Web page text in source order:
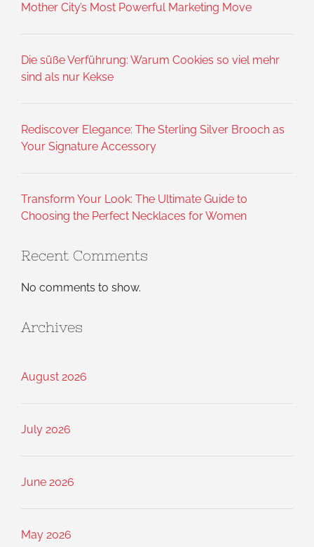
Mother City’s Most Powerful Marketing Move
Die süße Verführung: Warum Cookies so viel mehr
sind als nur Kekse
Rediscover Elegance: The Sterling Silver Brooch as
Your Signature Accessory
Transform Your Look: The Ultimate Guide to
Choosing the Perfect Necklaces for Women
Recent Comments
No comments to show.
Archives
August 2026
July 2026
June 2026
May 2026